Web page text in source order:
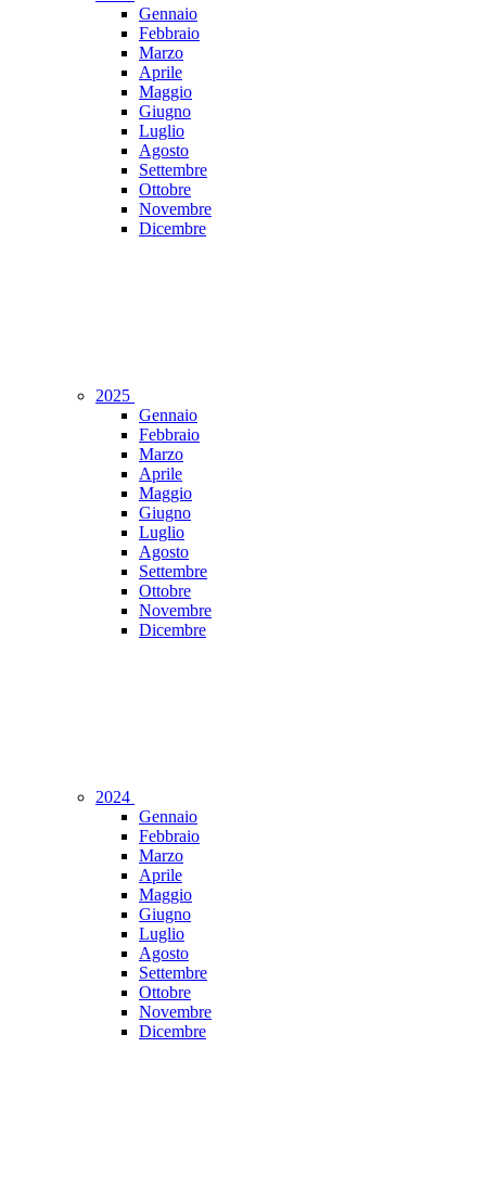
Gennaio
Febbraio
Marzo
Aprile
Maggio
Giugno
Luglio
Agosto
Settembre
Ottobre
Novembre
Dicembre
2025
Gennaio
Febbraio
Marzo
Aprile
Maggio
Giugno
Luglio
Agosto
Settembre
Ottobre
Novembre
Dicembre
2024
Gennaio
Febbraio
Marzo
Aprile
Maggio
Giugno
Luglio
Agosto
Settembre
Ottobre
Novembre
Dicembre